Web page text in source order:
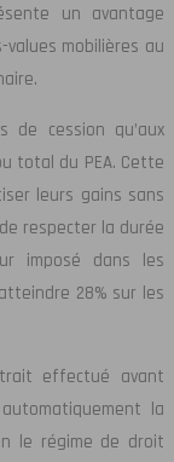
un avantage
mobilières au
de cession qu’aux
total du PEA. Cette
leurs gains sans
respecter la durée
imposé dans les
28% sur les
effectué avant
la
le régime de droit